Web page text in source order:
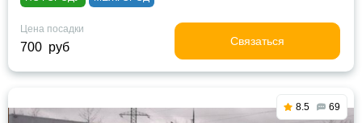
Цена посадки
700 руб Связаться
8.5 69